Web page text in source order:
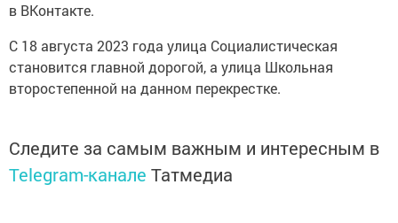
в ВКонтакте.
С 18 августа 2023 года улица Социалистическая
становится главной дорогой, а улица Школьная
второстепенной на данном перекрестке.
Следите за самым важным и интересным в
Telegram-канале Татмедиа